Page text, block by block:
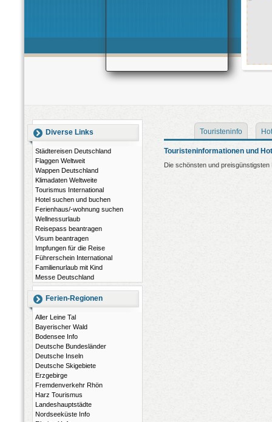
Diverse Links
Städtereisen Deutschland
Flaggen Weltweit
Wappen Deutschland
Klimadaten Weltweite
Tourismus International
Hotel suchen und buchen
Ferienhaus/-wohnung suchen
Wellnessurlaub
Reisepass beantragen
Visum beantragen
Impfungen für die Reise
Führerschein International
Familienurlaub mit Kind
Messe Deutschland
Ferien-Regionen
Aller Leine Tal
Bayerischer Wald
Bodensee Info
Deutsche Bundesländer
Deutsche Inseln
Deutsche Skigebiete
Erzgebirge
Fremdenverkehr Rhön
Harz Tourismus
Landeshauptstädte
Nordseeküste Info
Touristeninfo
Touristeninformationen und
Die schönsten und preisgünstigsten